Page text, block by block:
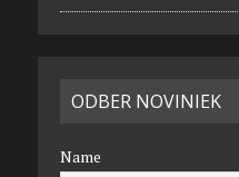
ODBER NOVINIEK
Name